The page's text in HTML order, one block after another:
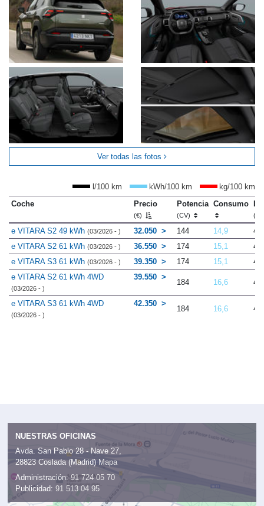
Ver todas las fotos
l/100 km kWh/100 km
kg/100 km
Coche
Precio
(€)
Potencia
(CV)
Consumo
e VITARA S2 49 kWh (03/2026 - ) 32.050 144 14,9
e VITARA S2 61 kWh (03/2026 - ) 36.550 174 15,1
e VITARA S3 61 kWh (03/2026 - ) 39.350 174 15,1
e VITARA S2 61 kWh 4WD
(03/2026 - )
39.550
184 16,6
e VITARA S3 61 kWh 4WD
(03/2026 - )
42.350
184 16,6
NUESTRAS OFICINAS
Avda. San Pablo 28 - Nave 27,
28823 Coslada (Madrid) Mapa
Administración: 91 724 05 70
Publicidad: 91 513 04 95